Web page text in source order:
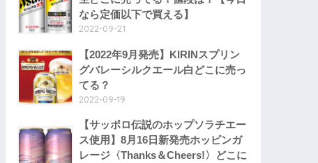
なら定価以下で買える】
2022-09-21
【2022年9月発売】KIRINスプリン
グバレーシルクエール白どこに売っ
てる？
2022-09-19
【サッポロ伝説のホップソラチエー
ス使用】8月16日新発売ホッピンガ
レージ〈Thanks＆Cheers!〉どこに